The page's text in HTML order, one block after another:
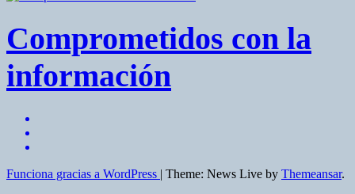
Comprometidos con la
información
Funciona gracias a WordPress | Theme: News Live by Themeansar.